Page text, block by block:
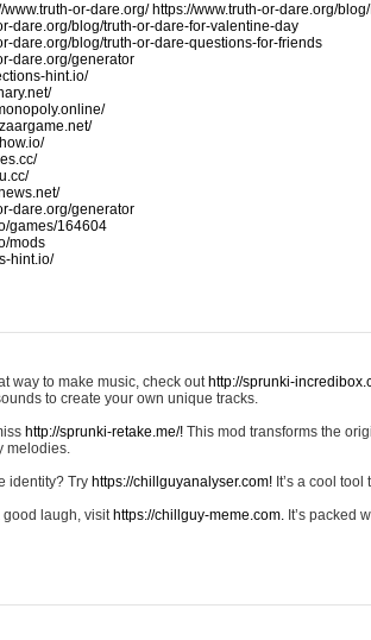
www.truth-or-dare.org/ https://www.truth-or-dare.org/
dare.org/blog/truth-or-dare-for-valentine-day
dare.org/blog/truth-or-dare-questions-for-friends
dare.org/generator
hint.io/
dare.org/generator
games/164604
mods
hint.io/
way to make music, check out http://sprunki-
to create your own unique tracks.
http://sprunki-retake.me/! This mod transforms the
melodies.
identity? Try https://chillguyanalyser.com! It’s a cool
good laugh, visit https://chillguy-meme.com. It’s packed